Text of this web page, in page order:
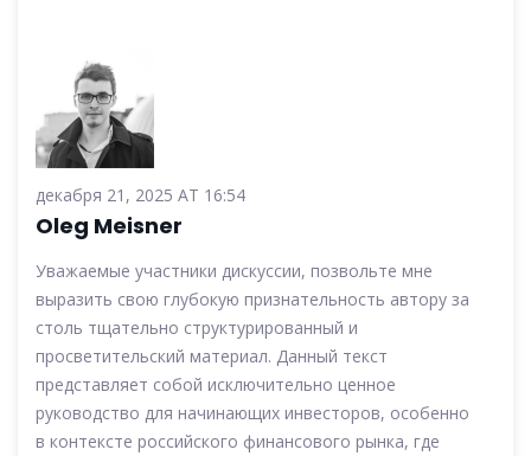
декабря 21, 2025 AT 16:54
Oleg Meisner
Уважаемые участники дискуссии, позвольте мне
выразить свою глубокую признательность автору за
столь тщательно структурированный и
просветительский материал. Данный текст
представляет собой исключительно ценное
руководство для начинающих инвесторов, особенно
в контексте российского финансового рынка, где